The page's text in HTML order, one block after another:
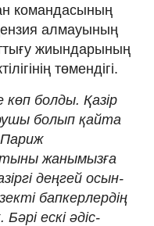
ко­ман­дасының
алмауының
жиындарының
төмендігі.
көп бол­­ды. Қазір
болып қайта
жанымызға
деңгей осын­
бапкерлердің
ескі әдіс-